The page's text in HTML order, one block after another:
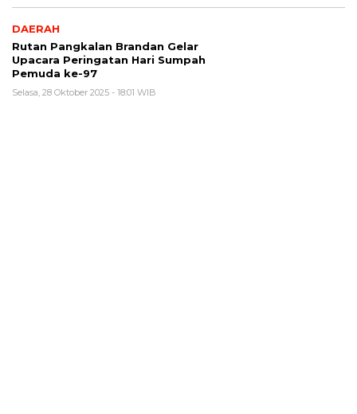
DAERAH
Rutan Pangkalan Brandan Gelar
Upacara Peringatan Hari Sumpah
Pemuda ke-97
Selasa, 28 Oktober 2025 - 18:01 WIB